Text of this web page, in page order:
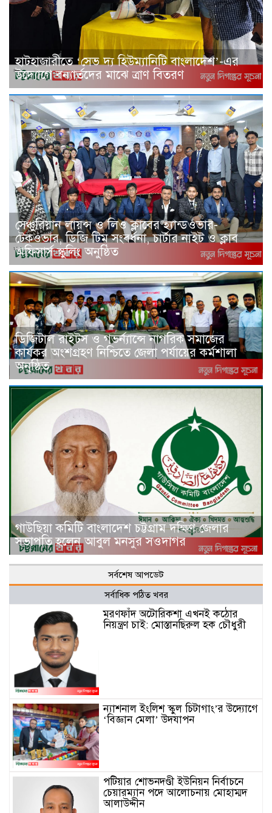
হাটহাজারীতে ‘সেভ দ্য হিউম্যানিটি বাংলাদেশ’-এর
উদ্যোগে বন্যার্তদের মাঝে ত্রাণ বিতরণ
সেঞ্চুরিয়ান লায়ন্স ও লিও ক্লাবের হ্যান্ডওভার-
টেকওভার, ডিজি টিম সংবর্ধনা, চার্টার নাইট ও ক্লাব
অফিসার্স স্কুলিং অনুষ্ঠিত
ডিজিটাল রাইটস ও গভর্ন্যান্সে নাগরিক সমাজের
কার্যকর অংশগ্রহণ নিশ্চিতে জেলা পর্যায়ের কর্মশালা
অনুষ্ঠিত
গাউছিয়া কমিটি বাংলাদেশ চট্টগ্রাম দক্ষিণ জেলার
সভাপতি হলেন আবুল মনসুর সওদাগর
সর্বশেষ আপডেট
সর্বাধিক পঠিত খবর
মরণফাঁদ অটোরিকশা এখনই কঠোর
নিয়ন্ত্রণ চাই: মোস্তানছিরুল হক চৌধুরী
ন্যাশনাল ইংলিশ স্কুল চিটাগাং’র উদ্যোগে
‘বিজ্ঞান মেলা’ উদযাপন
পটিয়ার শোভনদণ্ডী ইউনিয়ন নির্বাচনে
চেয়ারম্যান পদে আলোচনায় মোহাম্মদ
আলাউদ্দীন